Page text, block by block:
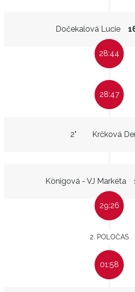
Dočekalová Lucie
28:44
28:47
Krčková
2"
Königová - VJ Markéta
29:26
2. POLOČAS
01:58